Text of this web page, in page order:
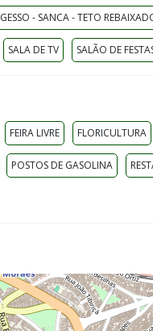
GESSO - SANCA - TETO
SALA DE TV SALÃO DE
FEIRA LIVRE FLORICULTURA
POSTOS DE GASOLINA